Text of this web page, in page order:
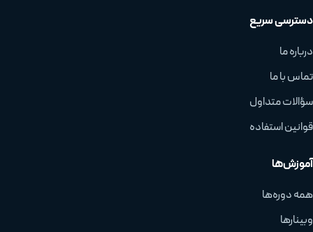
دسترسی سریع
درباره ما
تماس با ما
سؤالات متداول
قوانین استفاده
آموزش‌ها
همه دوره‌ها
وبینارها